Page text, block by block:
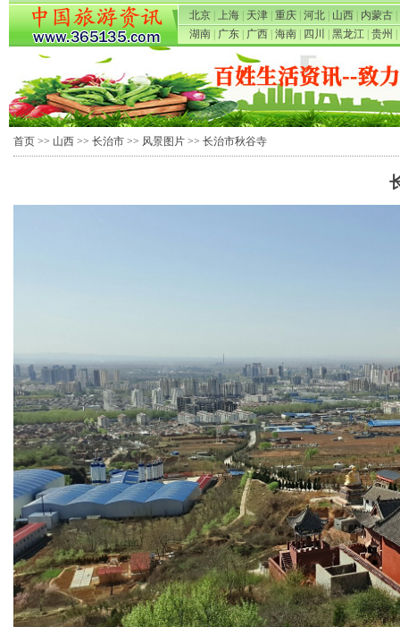
北京 上海 天津 重庆 河北 山西 内蒙古
湖南
广东 广西 海南 四川 黑龙江 贵州
首页 >> 山西 >> 长治市 >> 风景图片 >> 长治市秋谷寺